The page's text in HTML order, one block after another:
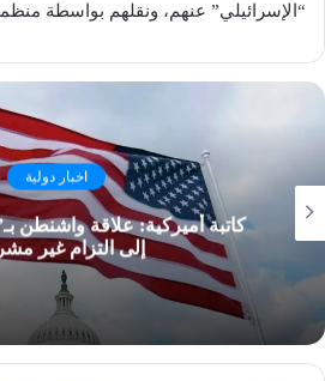
“الإسرائيلي” عنهم، ونقلهم بواسطة
اخبار دولية
كاتبة أميركية: علاقة واشنطن
إلى التزام غير